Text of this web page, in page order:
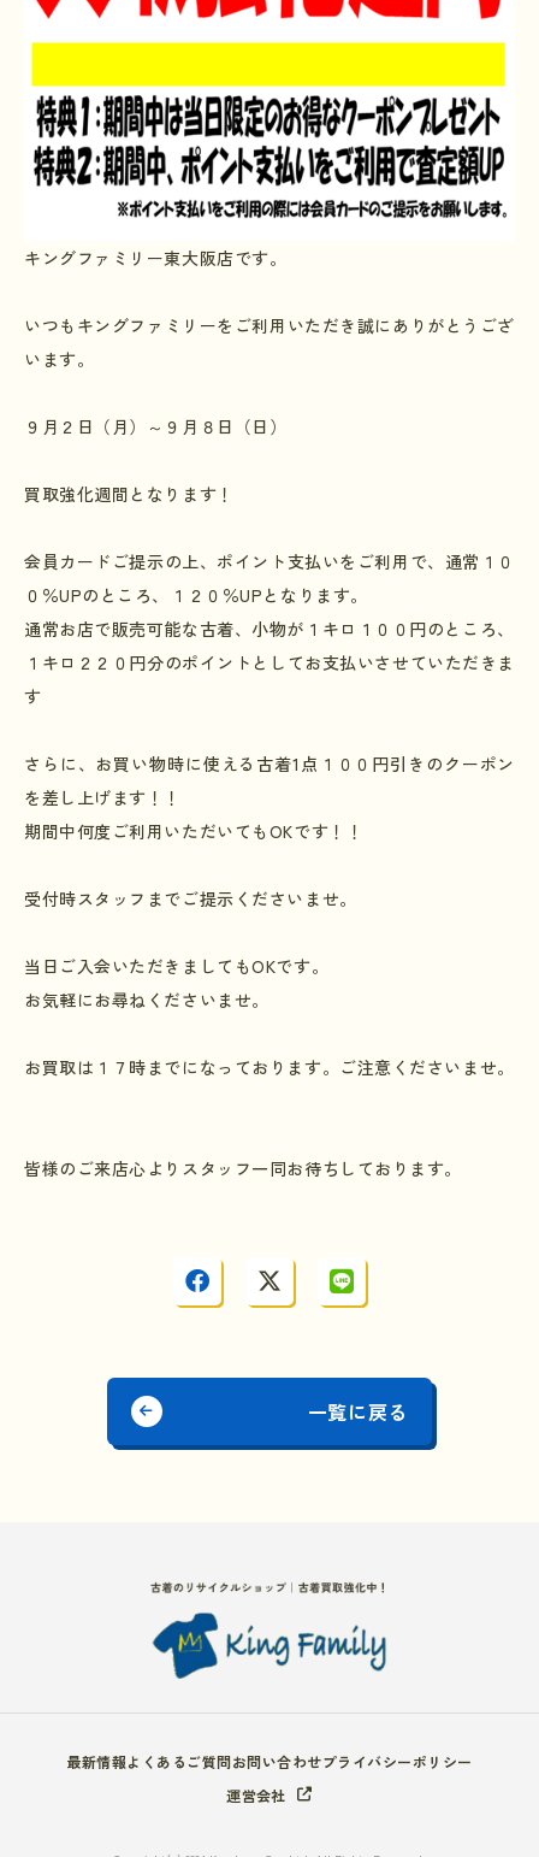
キングファミリー東大阪店です。
いつもキングファミリーをご利用いただき誠にありがとうござ
います。
９月２日（月）～９月８日（日）
買取強化週間となります！
会員カードご提示の上、ポイント支払いをご利用で、通常１０
０％UPのところ、１２０％UP となります。
通常お店で販売可能な古着、小物が１キロ１００円のところ、
１キロ２２０円分のポイントとしてお支払いさせていただきま
す
さらに、お買い物時に使える古着1 点１００円引きのクーポン
を差し上げます！！
期間中何度ご利用いただいてもOKです！！
受付時スタッフまでご提示くださいませ。
当日ご入会いただきましてもOKです。
お気軽にお尋ねくださいませ。
お買取は１７時までになっております。ご注意くださいませ。
皆様のご来店心よりスタッフ一同お待ちしております。
一覧に戻る
最新情報よくあるご質問お問い合わせプライバシーポリシー
運営会社